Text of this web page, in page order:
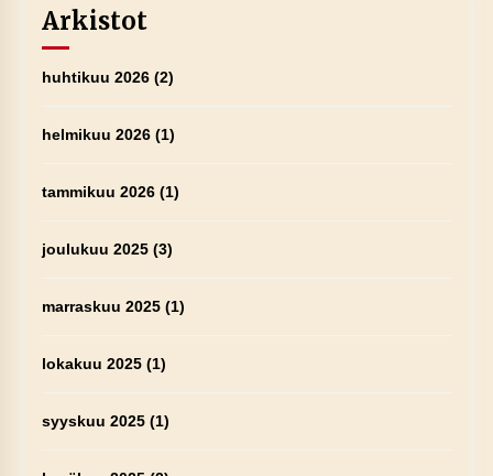
Arkistot
huhtikuu 2026(2)
helmikuu 2026(1)
tammikuu 2026(1)
joulukuu 2025(3)
marraskuu 2025(1)
lokakuu 2025(1)
syyskuu 2025(1)